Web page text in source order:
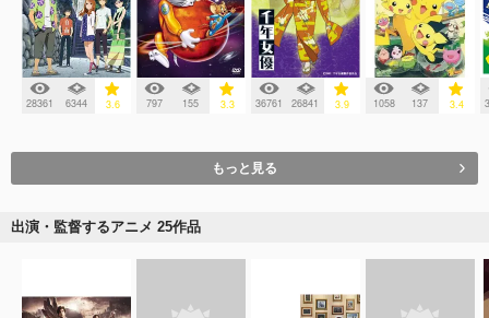
28361 6344 3.6 797 155 3.3 36761 26841 3.9 1058 137 3.4
もっと見る
出演・監督するアニメ 25作品